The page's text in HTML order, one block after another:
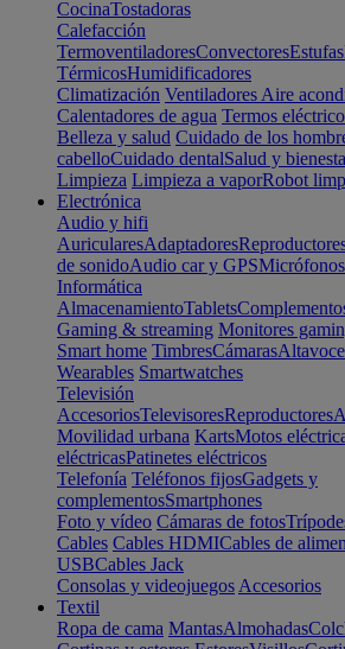
CocinaTostadoras
Calefacción
TermoventiladoresConvectoresEstufas
TérmicosHumidificadores
Climatización Ventiladores Aire
Calentadores de agua Termos
Belleza y salud Cuidado de los
cabelloCuidado dentalSalud y
Limpieza Limpieza a vaporRobot
Electrónica
Audio y hifi
AuricularesAdaptadores
de sonidoAudio car y GPSMicrófonos
Informática
AlmacenamientoTablets
Gaming & streaming Monitores
Smart home TimbresCámaras
Wearables Smartwatches
Televisión
AccesoriosTelevisoresReproductores
Movilidad urbana KartsMotos
eléctricasPatinetes eléctricos
Telefonía Teléfonos fijosGadgets y
complementosSmartphones
Foto y vídeo Cámaras de fotos
Cables Cables HDMICables de
USBCables Jack
Consolas y videojuegos Accesorios
Textil
Ropa de cama MantasAlmohadas